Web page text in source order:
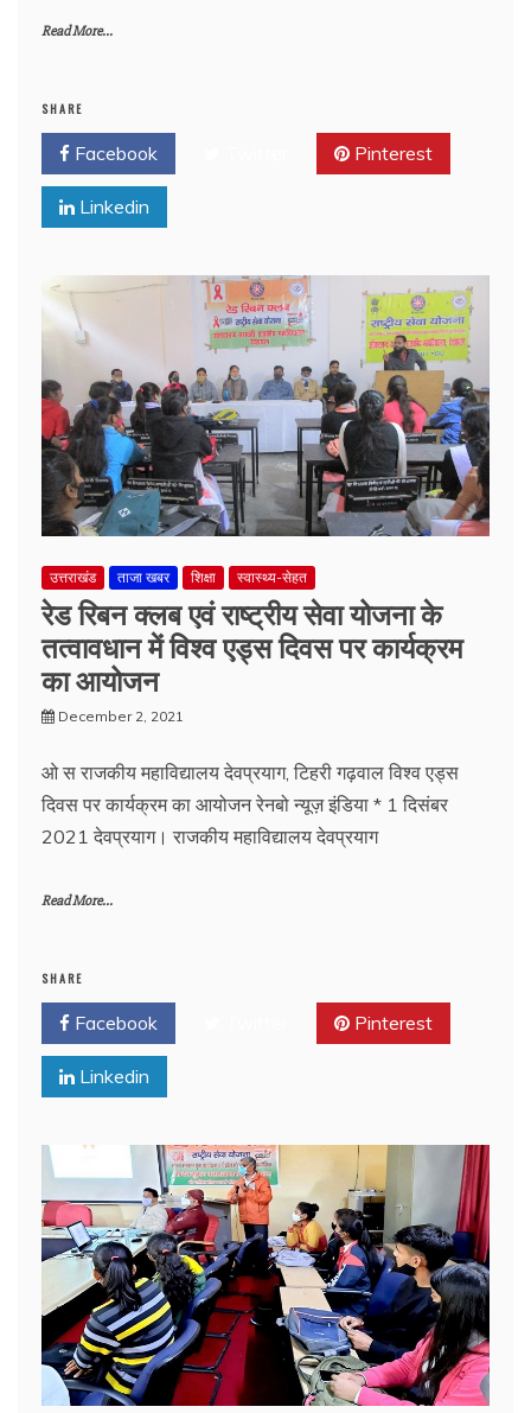
Read More...
SHARE
Facebook Pinterest
Linkedin
उत्तराखंड ताजा खबर शिक्षा स्वास्थ्य-सेहत
रेड रिबन क्लब एवं राष्ट्रीय सेवा योजना के
तत्वावधान में विश्व एड्स दिवस पर कार्यक्रम
का आयोजन
December 2, 2021
ओ स राजकीय महाविद्यालय देवप्रयाग, टिहरी गढ़वाल विश्व एड्स
दिवस पर कार्यक्रम का आयोजन रेनबो न्यूज़ इंडिया * 1 दिसंबर
2021 देवप्रयाग। राजकीय महाविद्यालय देवप्रयाग
Read More...
SHARE
Facebook Pinterest
Linkedin